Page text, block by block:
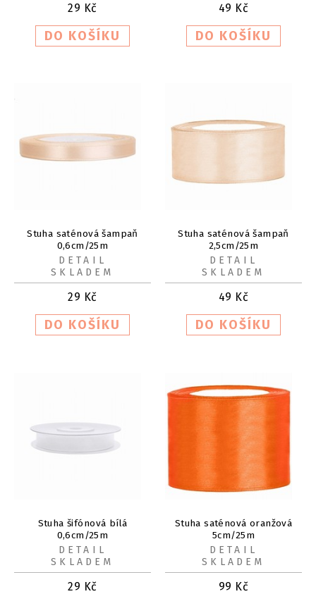
29 Kč 49 Kč
Stuha saténová šampaň
0,6cm/25m
29 Kč
DETAIL
SKLADEM
Stuha saténová šampaň
2,5cm/25m
49 Kč
DETAIL
SKLADEM
Stuha šifónová bílá
0,6cm/25m
29 Kč
DETAIL
SKLADEM
Stuha saténová oranžová
5cm/25m
99 Kč
DETAIL
SKLADEM